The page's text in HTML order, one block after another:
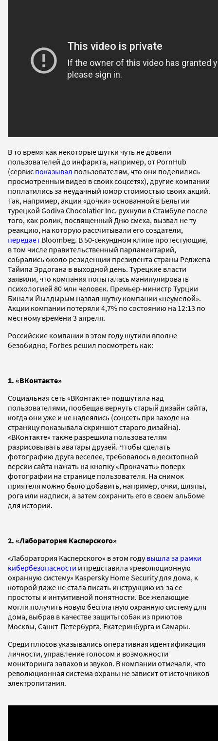
В то время как некоторые шутки чуть не довели
пользователей до инфаркта, например, от PornHub
(сервис показывал пользователям, что они поделились
просмотренным видео в своих соцсетях), другие компании
поплатились за неудачный юмор стоимостью своих акций.
Так, например, акции «дочки» основанной в Бельгии
турецкой Godiva Chocolatier Inc. рухнули в Стамбуле после
того, как ролик, посвященный Дню смеха, вызвал не ту
реакцию, на которую рассчитывали его создатели,
передает Bloombeg. В 50-секундном клипе протестующие,
в том числе правительственный парламентарий,
собрались около резиденции президента страны Реджепа
Тайипа Эрдогана в выходной день. Турецкие власти
заявили, что компания попыталась манипулировать
психологией 80 млн человек. Премьер-министр Турции
Бинали Йылдырым назвал шутку компании «неумелой».
Акции компании потеряли 4,7% по состоянию на 12:13 по
местному времени 3 апреля.
Российские компании в этом году шутили вполне
безобидно, Forbes решил посмотреть как:
1. «ВКонтакте»
Социальная сеть «ВКонтакте» подшутила над
пользователями, пообещав вернуть старый дизайн сайта,
когда они уже и не надеялись (соцсеть при заходе на
страницу показывала скриншот старого дизайна).
«ВКонтакте» также разрешила пользователям
разрисовывать аватары друзей. Чтобы сделать
фотографию друга веселее, требовалось в десктопной
версии сайта нажать на кнопку «Прокачать» поверх
фотографии на странице пользователя. На снимок
приятеля можно было добавить, например, очки, шляпы,
рога или надписи, а затем сохранить его в своем альбоме
для истории.
2. «Лаборатория Касперского»
«Лаборатория Касперского» в этом годувышла за рамки
кибербезопасности и представила «революционную
охранную систему» Kaspersky Home Security для дома, к
которой даже не стала писать инструкцию из-за ее
простоты и интуитивной понятности. Все желающие
могли получить новую бесплатную охранную систему для
дома, выбрав в качестве защиты собак из приютов
Москвы, Санкт-Петербурга, Екатеринбурга и Самары.
Среди плюсов указывались оперативная идентификация
личности, управление голосом и возможности
мониторинга запахов и звуков. В компании отмечали, что
революционная система охраны не зависит от источников
электропитания.